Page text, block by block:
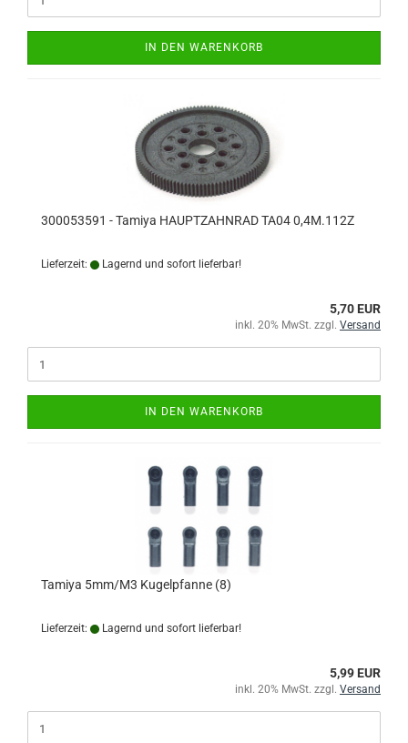
IN DEN WARENKORB
300053591 - Tamiya HAUPTZAHNRAD TA04 0,4M.112Z
Lieferzeit: Lagernd und sofort lieferbar!
5,70 EUR
inkl. 20% MwSt. zzgl. Versand
IN DEN WARENKORB
Tamiya 5mm/M3 Kugelpfanne (8)
Lieferzeit: Lagernd und sofort lieferbar!
5,99 EUR
inkl. 20% MwSt. zzgl. Versand